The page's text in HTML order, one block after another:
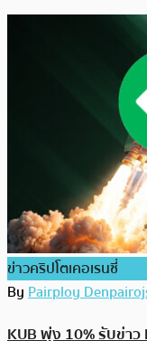
ข่าวคริปโตเคอเรนซี่
ByPairploy
KUB พุ่ง 10% รับข่า